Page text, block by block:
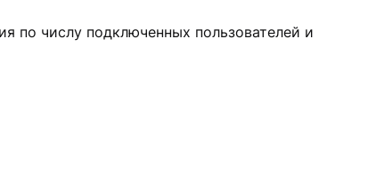
по числу подключенных пользователей и